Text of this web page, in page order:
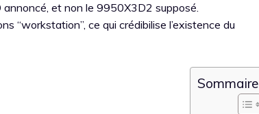
annoncé, et non le 9950X3D2 supposé.
“workstation”, ce qui crédibilise l’existence du
Sommaire